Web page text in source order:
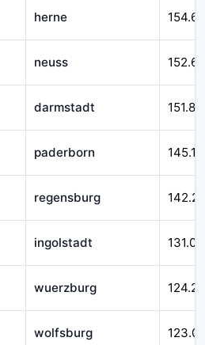
herne
neuss
darmstadt
paderborn
regensburg
ingolstadt
wuerzburg
wolfsburg